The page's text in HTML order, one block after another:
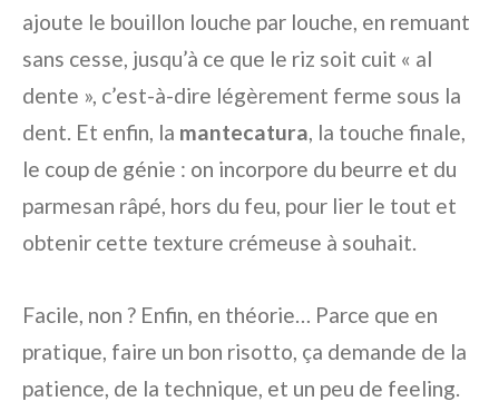
ajoute le bouillon louche par louche, en remuant
sans cesse, jusqu’à ce que le riz soit cuit « al
dente », c’est-à-dire légèrement ferme sous la
dent. Et enfin, la mantecatura, la touche finale,
le coup de génie : on incorpore du beurre et du
parmesan râpé, hors du feu, pour lier le tout et
obtenir cette texture crémeuse à souhait.
Facile, non ? Enfin, en théorie… Parce que en
pratique, faire un bon risotto, ça demande de la
patience, de la technique, et un peu de feeling.